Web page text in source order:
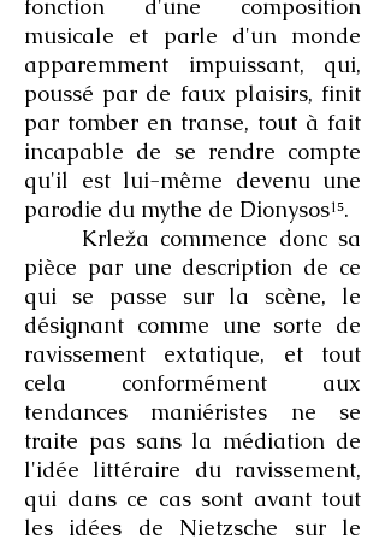
fonction d'une composition
musicale et parle d'un monde
apparemment impuissant, qui,
poussé par de faux plaisirs, finit
par tomber en transe, tout à fait
incapable de se rendre compte
qu'il est lui-même devenu une
parodie du mythe de Dionysos¹⁵.
Krleža commence donc sa
pièce par une description de ce
qui se passe sur la scène, le
désignant comme une sorte de
ravissement extatique, et tout
cela conformément aux
tendances maniéristes ne se
traite pas sans la médiation de
l'idée littéraire du ravissement,
qui dans ce cas sont avant tout
les idées de Nietzsche sur le